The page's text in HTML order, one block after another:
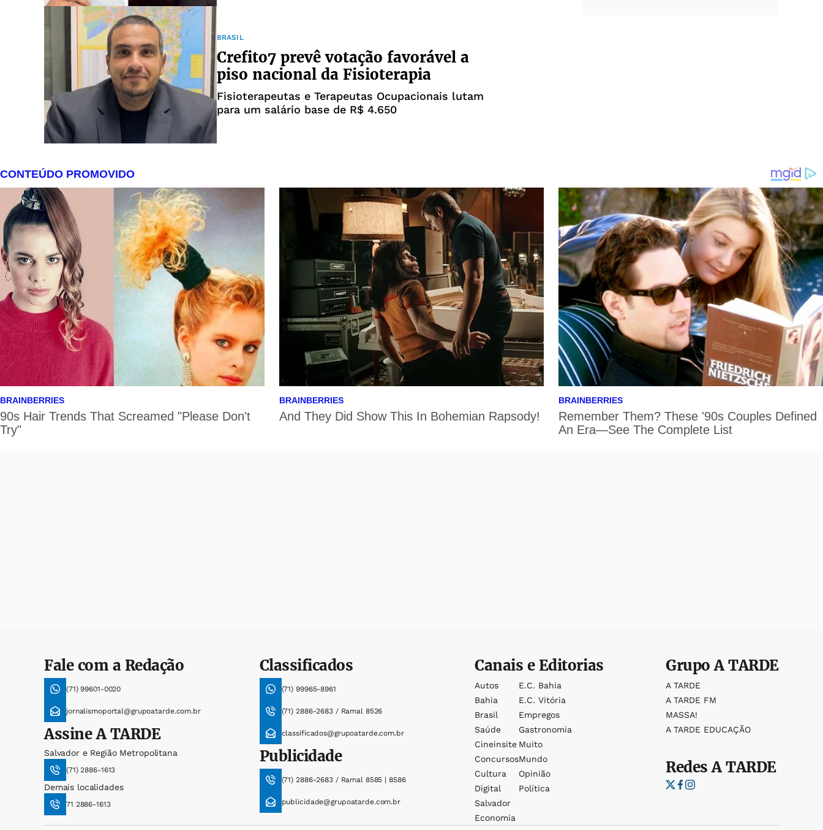
BRASIL
Crefito7 prevê votação favorável a
piso nacional da Fisioterapia
Fisioterapeutas e Terapeutas Ocupacionais lutam
para um salário base de R$ 4.650
Fale com a Redação
(71) 99601-0020
jornalismoportal@grupoatarde.com.br
AssineA TARDE
Salvador e Região Metropolitana
(71) 2886-1613
Demais localidades
71 2886-1613
Classificados
(71) 99965-8961
(71) 2886-2683 / Ramal 8526
classificados@grupoatarde.com.br
Publicidade
(71) 2886-2683 / Ramal 8585 | 8586
publicidade@grupoatarde.com.br
Canais e Editorias
Autos
Bahia
Brasil
Saúde
Cineinsite
Concursos
Cultura
Digital
Salvador
Economia
E.c. Bahia
E.c. Vitória
Empregos
Gastronomia
Muito
Mundo
Opinião
Política
GrupoA TARDE
A TARDE
A TARDE FM
MASSA!
A TARDE EDUCAÇÃO
RedesA TARDE